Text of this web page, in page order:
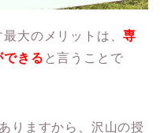
最大のメリットは、専
できる と言うことで
りますから、沢山の授